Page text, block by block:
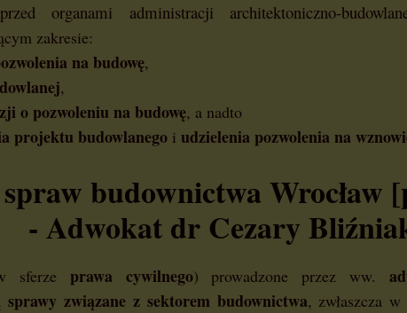
przed organami administracji architektoniczno-
zakresie:
na budowę,
,
o pozwoleniu na budowę, a nadto
projektu budowlanego i udzielenia pozwolenia na
budownictwa Wrocław
- Adwokat dr Cezary
prawa cywilnego) prowadzone przez ww.
sprawy związane z sektorem budownictwa, zwłaszcza w